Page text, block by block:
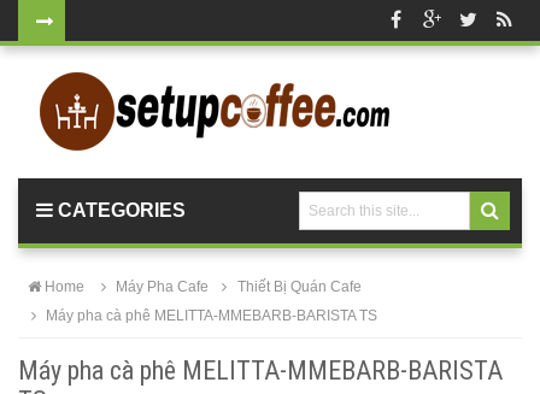
mặt đá
chân mạ
coban tiếp
CATEGORIES
Home Máy Pha Cafe
Thiết Bị Quán Cafe
Máy pha cà phê MELITTA-MMEBARB-BARISTA TS
Máy pha cà phê MELITTA-MMEBARB-BARISTA